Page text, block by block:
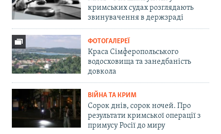
кримських судах розглядають
звинувачення в держзраді
ФОТОГАЛЕРЕЇ
Краса Сімферопольського
водосховища та занедбаність
довкола
ВІЙНА ТА КРИМ
Сорок днів, сорок ночей. Про
результати кримської операції з
примусу Росії до миру